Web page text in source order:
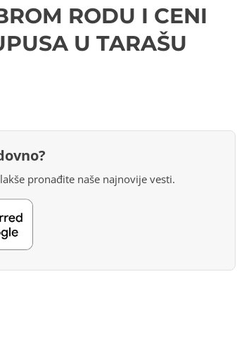
RODU I CENI
U TARAŠU
pronađite naše najnovije vesti.